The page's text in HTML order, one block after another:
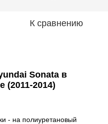
К сравнению
Sonata в
(2011-2014)
- на полиуретановый